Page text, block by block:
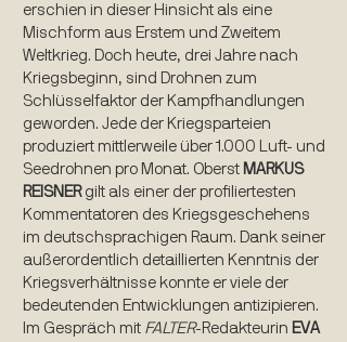
erschien in dieser Hinsicht als eine
Mischform aus Erstem und Zweitem
Weltkrieg. Doch heute, drei Jahre nach
Kriegsbeginn, sind Drohnen zum
Schlüsselfaktor der Kampfhandlungen
geworden. Jede der Kriegsparteien
produziert mittlerweile über 1.000 Luft- und
Seedrohnen pro Monat. Oberst MARKUS
REISNERgilt als einer der profiliertesten
Kommentatoren des Kriegsgeschehens
im deutschsprachigen Raum. Dank seiner
außerordentlich detaillierten Kenntnis der
Kriegsverhältnisse konnte er viele der
bedeutenden Entwicklungen antizipieren.
Im Gespräch mit FALTER-Redakteurin EVA